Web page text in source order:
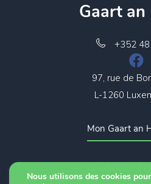
Gaart an
+352
97, rue de
L-1260
Mon Gaart an
Nous utilisons des cookies